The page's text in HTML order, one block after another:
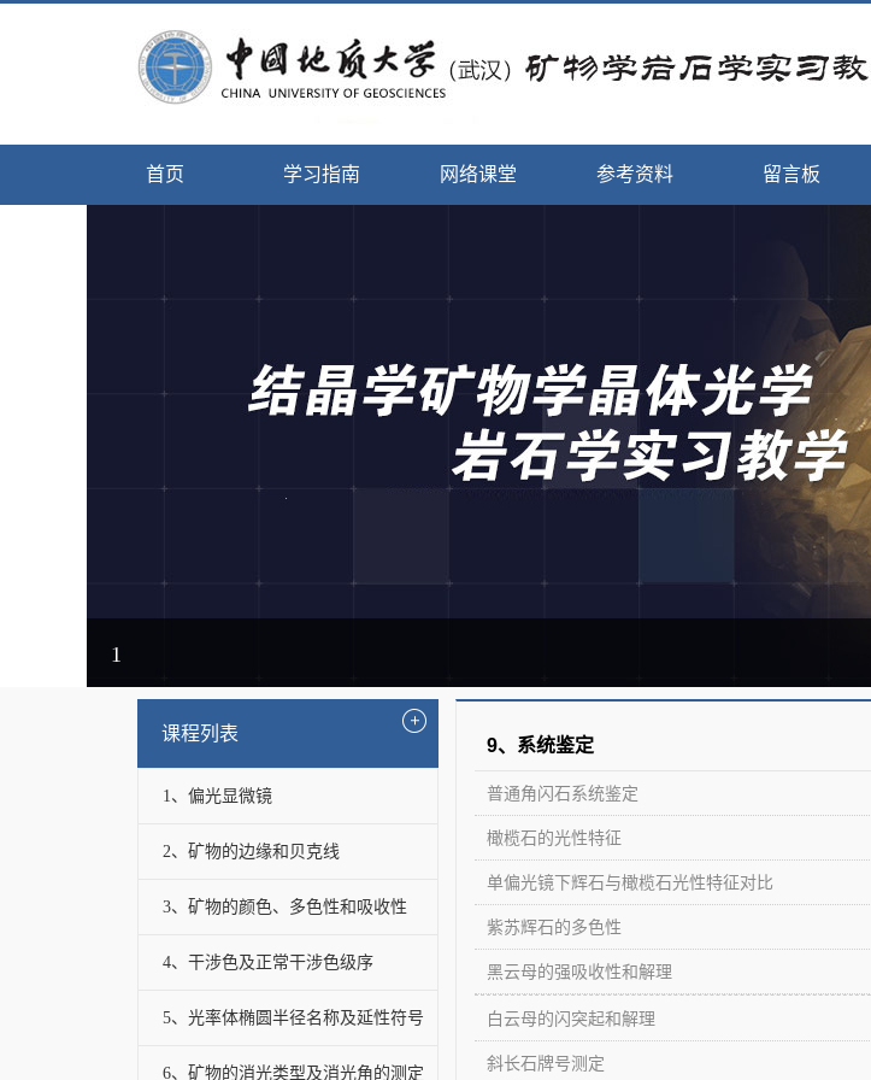
首页 学习指南 网络课堂 参考资料 留言板
1
课程列表
1、偏光显微镜
2、矿物的边缘和贝克线
3、矿物的颜色、多色性和吸收性
4、干涉色及正常干涉色级序
5、光率体椭圆半径名称及延性符号
6、矿物的消光类型及消光角的测定
9、系统鉴定
普通角闪石系统鉴定
橄榄石的光性特征
单偏光镜下辉石与橄榄石光性特征对比
紫苏辉石的多色性
黑云母的强吸收性和解理
白云母的闪突起和解理
斜长石牌号测定